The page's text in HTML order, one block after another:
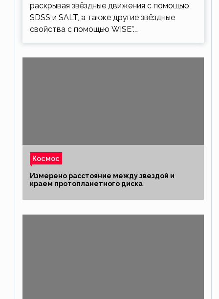
раскрывая звёздные движения с помощью
SDSS и SALT, а также другие звёздные
свойства с помощью WISE”.…
Космос
Измерено расстояние между звездой и
краем протопланетного диска